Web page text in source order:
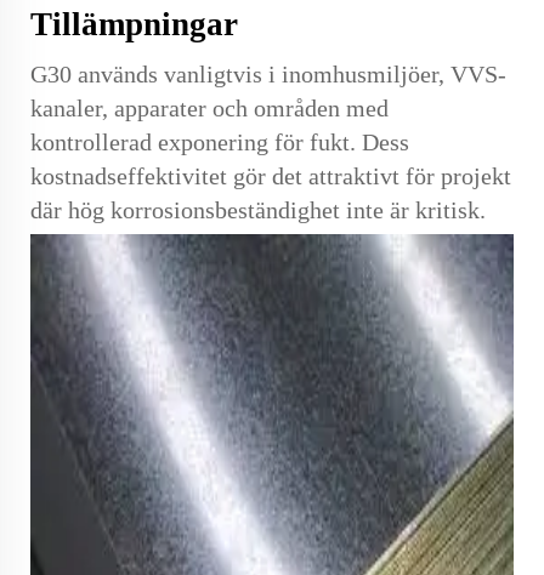
Tillämpningar
G30 används vanligtvis i inomhusmiljöer, VVS-
kanaler, apparater och områden med
kontrollerad exponering för fukt. Dess
kostnadseffektivitet gör det attraktivt för projekt
där hög korrosionsbeständighet inte är kritisk.